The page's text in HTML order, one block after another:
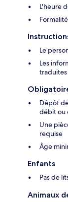
L'heure
Le
Les
traduites
Dépôt
débit ou
Une
requise
Âge
Enfants
Pas de
Animaux